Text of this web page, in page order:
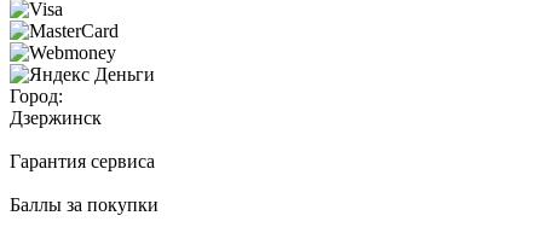
Город:
Дзержинск
Гарантия сервиса
Баллы за покупки